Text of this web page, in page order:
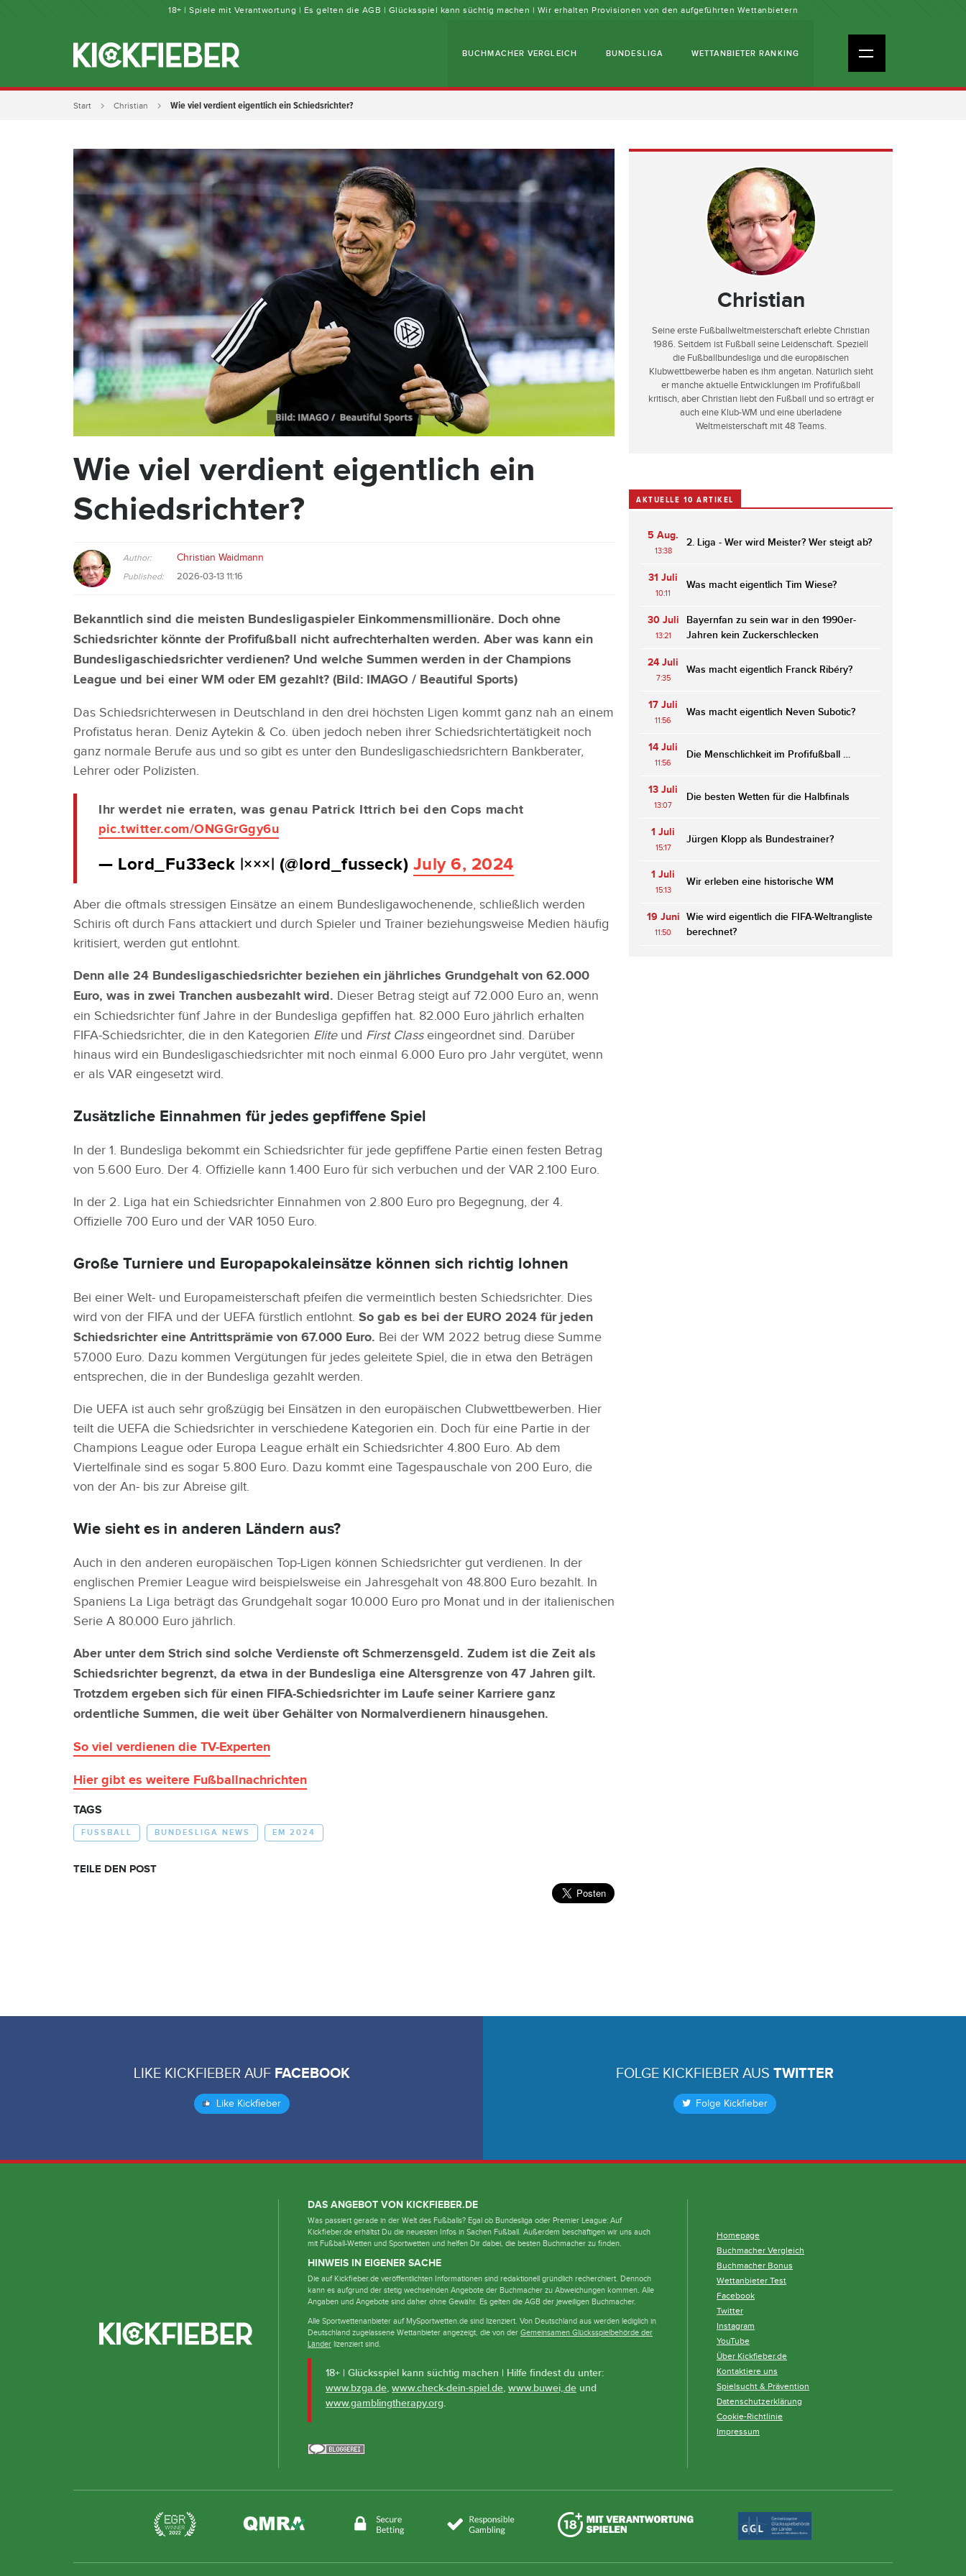
18+ | Spiele mit Verantwortung | Es gelten die AGB | Glücksspiel kann süchtig machen | Wir erhalten Provisionen von den aufgeführten Wettanbietern
BUCHMACHER VERGLEICH BUNDESLIGA WETTANBIETER RANKING
Start Christian Wie viel verdient eigentlich ein Schiedsrichter?
Wie viel verdient eigentlich ein
Schiedsrichter?
Author: Christian Waidmann
Published: 2026-03-13 11:16
Bekanntlich sind die meisten Bundesligaspieler Einkommensmillionäre. Doch ohne
Schiedsrichter könnte der Profifußball nicht aufrechterhalten werden. Aber was kann ein
Bundesligaschiedsrichter verdienen? Und welche Summen werden in der Champions
League und bei einer WM oder EM gezahlt? (Bild: IMAGO / Beautiful Sports)
Das Schiedsrichterwesen in Deutschland in den drei höchsten Ligen kommt ganz nah an einem
Profistatus heran. Deniz Aytekin & Co. üben jedoch neben ihrer Schiedsrichtertätigkeit noch
ganz normale Berufe aus und so gibt es unter den Bundesligaschiedsrichtern Bankberater,
Lehrer oder Polizisten.
Ihr werdet nie erraten, was genau Patrick Ittrich bei den Cops macht
pic.twitter.com/ONGGrGgy6u
— Lord_Fu33eck |×××| (@lord_fusseck) July 6, 2024
Aber die oftmals stressigen Einsätze an einem Bundesligawochenende, schließlich werden
Schiris oft durch Fans attackiert und durch Spieler und Trainer beziehungsweise Medien häufig
kritisiert, werden gut entlohnt.
Denn alle 24 Bundesligaschiedsrichter beziehen ein jährliches Grundgehalt von 62.000
Euro, was in zwei Tranchen ausbezahlt wird. Dieser Betrag steigt auf 72.000 Euro an, wenn
ein Schiedsrichter fünf Jahre in der Bundesliga gepfiffen hat. 82.000 Euro jährlich erhalten
FIFA-Schiedsrichter, die in den Kategorien Elite und First Classeingeordnet sind. Darüber
hinaus wird ein Bundesligaschiedsrichter mit noch einmal 6.000 Euro pro Jahr vergütet, wenn
er als VAR eingesetzt wird.
Zusätzliche Einnahmen für jedes gepfiffene Spiel
In der 1. Bundesliga bekommt ein Schiedsrichter für jede gepfiffene Partie einen festen Betrag
von 5.600 Euro. Der 4. Offizielle kann 1.400 Euro für sich verbuchen und der VAR 2.100 Euro.
In der 2. Liga hat ein Schiedsrichter Einnahmen von 2.800 Euro pro Begegnung, der 4.
Offizielle 700 Euro und der VAR 1050 Euro.
Große Turniere und Europapokaleinsätze können sich richtig lohnen
Bei einer Welt- und Europameisterschaft pfeifen die vermeintlich besten Schiedsrichter. Dies
wird von der FIFA und der UEFA fürstlich entlohnt. So gab es bei der EURO 2024 für jeden
Schiedsrichter eine Antrittsprämie von 67.000 Euro. Bei der WM 2022 betrug diese Summe
57.000 Euro. Dazu kommen Vergütungen für jedes geleitete Spiel, die in etwa den Beträgen
entsprechen, die in der Bundesliga gezahlt werden.
Die UEFA ist auch sehr großzügig bei Einsätzen in den europäischen Clubwettbewerben. Hier
teilt die UEFA die Schiedsrichter in verschiedene Kategorien ein. Doch für eine Partie in der
Champions League oder Europa League erhält ein Schiedsrichter 4.800 Euro. Ab dem
Viertelfinale sind es sogar 5.800 Euro. Dazu kommt eine Tagespauschale von 200 Euro, die
von der An- bis zur Abreise gilt.
Wie sieht es in anderen Ländern aus?
Auch in den anderen europäischen Top-Ligen können Schiedsrichter gut verdienen. In der
englischen Premier League wird beispielsweise ein Jahresgehalt von 48.800 Euro bezahlt. In
Spaniens La Liga beträgt das Grundgehalt sogar 10.000 Euro pro Monat und in der italienischen
Serie A 80.000 Euro jährlich.
Aber unter dem Strich sind solche Verdienste oft Schmerzensgeld. Zudem ist die Zeit als
Schiedsrichter begrenzt, da etwa in der Bundesliga eine Altersgrenze von 47 Jahren gilt.
Trotzdem ergeben sich für einen FIFA-Schiedsrichter im Laufe seiner Karriere ganz
ordentliche Summen, die weit über Gehälter von Normalverdienern hinausgehen.
So viel verdienen die TV-Experten
Hier gibt es weitere Fußballnachrichten
TAGS
FUSSBALL BUNDESLIGA NEWS EM 2024
TEILE DEN POST
Christian
Seine erste Fußballweltmeisterschaft erlebte Christian
1986. Seitdem ist Fußball seine Leidenschaft. Speziell
die Fußballbundesliga und die europäischen
Klubwettbewerbe haben es ihm angetan. Natürlich sieht
er manche aktuelle Entwicklungen im Profifußball
kritisch, aber Christian liebt den Fußball und so erträgt er
auch eine Klub-WM und eine überladene
Weltmeisterschaft mit 48 Teams.
AKTUELLE 10 ARTIKEL
5 Aug.
13:38
2. Liga - Wer wird Meister? Wer steigt ab?
31 Juli
10:11
Was macht eigentlich Tim Wiese?
30 Juli
13:21
Bayernfan zu sein war in den 1990er-
Jahren kein Zuckerschlecken
24 Juli
7:35
Was macht eigentlich Franck Ribéry?
17 Juli
11:56
Was macht eigentlich Neven Subotic?
14 Juli
11:56
Die Menschlichkeit im Profifußball …
13 Juli
13:07
Die besten Wetten für die Halbfinals
1 Juli
15:17
Jürgen Klopp als Bundestrainer?
1 Juli
15:13
Wir erleben eine historische WM
19 Juni
11:50
Wie wird eigentlich die FIFA-Weltrangliste
berechnet?
LIKE KICKFIEBER AUF FACEBOOK
Like Kickfieber
FOLGE KICKFIEBER AUS TWITTER
Folge Kickfieber
DAS ANGEBOT VON KICKFIEBER.DE
Was passiert gerade in der Welt des Fußballs? Egal ob Bundesliga oder Premier League: Auf
Kickfieber.de erhältst Du die neuesten Infos in Sachen Fußball. Außerdem beschäftigen wir uns auch
mit Fußball-Wetten und Sportwetten und helfen Dir dabei, die besten Buchmacher zu finden.
HINWEIS IN EIGENER SACHE
Die auf Kickfieber.de veröffentlichten Informationen sind redaktionell gründlich recherchiert. Dennoch
kann es aufgrund der stetig wechselnden Angebote der Buchmacher zu Abweichungen kommen. Alle
Angaben und Angebote sind daher ohne Gewähr. Es gelten die AGB der jeweiligen Buchmacher.
Alle Sportwettenanbieter auf MySportwetten.de sind lizenziert. Von Deutschland aus werden lediglich in
Deutschland zugelassene Wettanbieter angezeigt, die von der Gemeinsamen Glücksspielbehörde der
Länder lizenziert sind.
18+ | Glücksspiel kann süchtig machen | Hilfe findest du unter:
www.bzga.de, www.check-dein-spiel.de, www.buwei,.de und
www.gamblingtherapy.org.
Homepage
Buchmacher Vergleich
Buchmacher Bonus
Wettanbieter Test
Facebook
Twitter
Instagram
YouTube
Über Kickfieber.de
Kontaktiere uns
Spielsucht & Prävention
Datenschutzerklärung
Cookie-Richtlinie
Impressum